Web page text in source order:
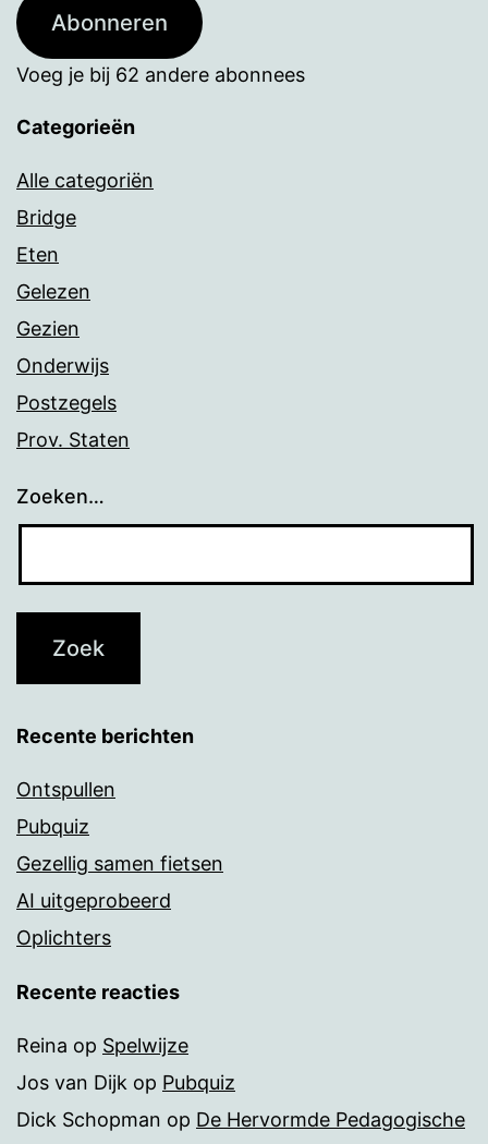
Abonneren
Voeg je bij 62 andere abonnees
Categorieën
Alle categoriën
Bridge
Eten
Gelezen
Gezien
Onderwijs
Postzegels
Prov. Staten
Zoeken…
Recente berichten
Ontspullen
Pubquiz
Gezellig samen fietsen
AI uitgeprobeerd
Oplichters
Recente reacties
Reina op Spelwijze
Jos van Dijk op Pubquiz
Dick Schopman op De Hervormde Pedagogische